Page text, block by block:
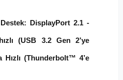
DisplayPort 2.1 -
(USB 3.2 Gen 2’ye
Hızlı (Thunderbolt™ 4’e